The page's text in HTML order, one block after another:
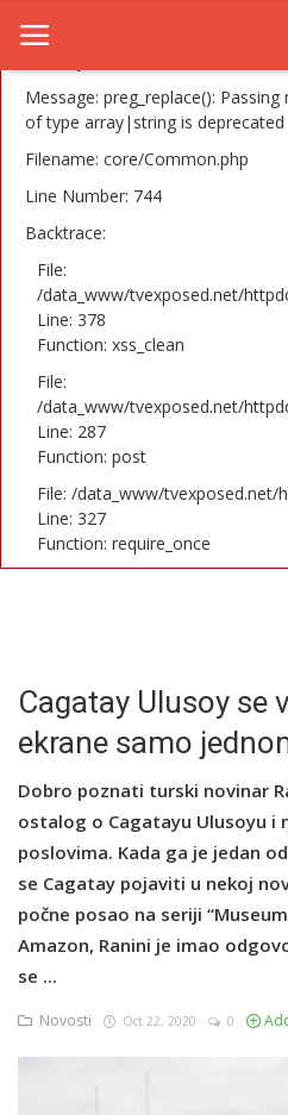
A PHP Error was
Message: preg_replace():
of type array|string is deprecated
Filename: core/Common.php
Line Number: 744
Backtrace:
File:
/data_www/tvexposed.net/
Line: 378
Function: xss_clean
File:
/data_www/tvexposed.net/
Line: 287
Function: post
File: /data_www/tvexposed.net/
Line: 327
Function: require_once
Home
TV Serije
Filmovi
Glumci
Contact
Register
Cagatay Ulusoy se
ekrane samo
Dobro poznati turski novinar
ostalog o Cagatayu Ulusoyu i
poslovima. Kada ga je jedan
se Cagatay pojaviti u nekoj
počne posao na seriji
Amazon, Ranini je imao
se ...
Novosti Oct 22, 2020 0